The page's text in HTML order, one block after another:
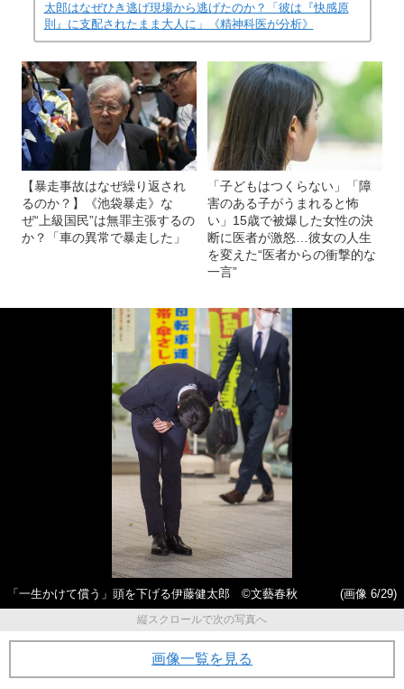
太郎はなぜひき逃げ現場から逃げたのか？「彼は『快感原
則』に支配されたまま大人に」《精神科医が分析》
【暴走事故はなぜ繰り返され
るのか？】《池袋暴走》な
ぜ“上級国民”は無罪主張するの
か？「車の異常で暴走した」
「子どもはつくらない」「障
害のある子がうまれると怖
い」15歳で被爆した女性の決
断に医者が激怒…彼女の人生
を変えた“医者からの衝撃的な
一言”
「一生かけて償う」頭を下げる伊藤健太郎 ©文藝春秋
(画像 6/29)
縦スクロールで次の写真へ
画像一覧を見る